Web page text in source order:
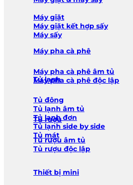
Máy giặt
Máy giặt kết hợp sấy
Máy sấy
Máy pha cà phê
Máy pha cà phê âm tủ
Máy pha cà phê độc lập
Tủ lạnh
Tủ đông
Tủ lạnh âm tủ
Tủ lạnh đơn
Tủ lạnh side by side
Tủ mát
Tủ rượu
Tủ rượu âm tủ
Tủ rượu độc lập
Thiết bị mini